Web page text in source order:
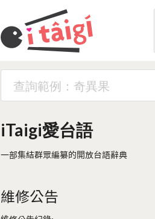
iTaigi愛台語
一部集結群眾編纂的開放台語辭典
維修公告